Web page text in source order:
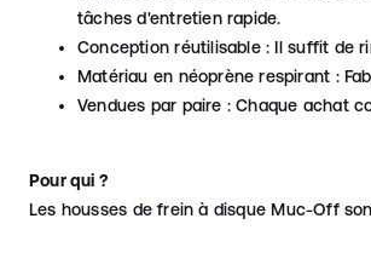
tâches d'entretien rapide.
Conception réutilisable : Il suffit de
Matériau en néoprène respirant :
Vendues par paire : Chaque achat
Pour qui ?
Les housses de frein à disque Muc-Off